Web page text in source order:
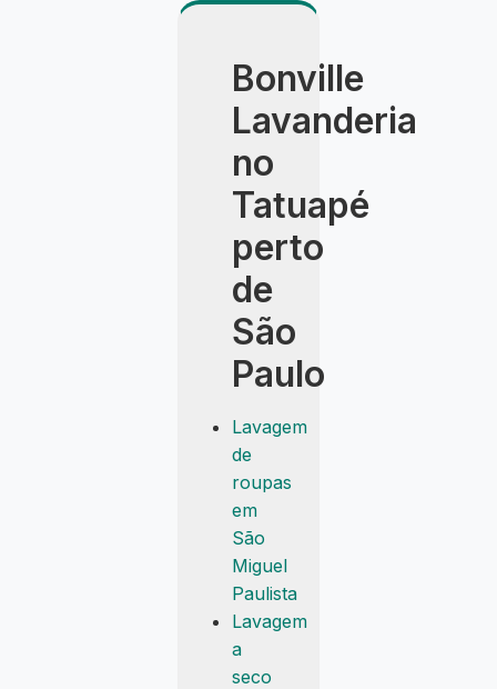
Bonville
Lavanderia
no
Tatuapé
perto
de
São
Paulo
Lavagem
de
roupas
em
São
Miguel
Paulista
Lavagem
a
seco